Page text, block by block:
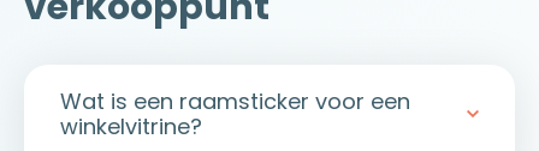
architectonische beperkingen
gebogen oppervlakken, schuine
Volledige grafische personalisatie
strikte naleving van uw huisstijl,
systematische controle van
snijvormen
Flexibele installatieoplossingen
Wat is een raamsticker voor een
winkelvitrine?